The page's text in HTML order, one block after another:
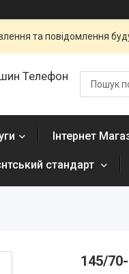
та повідомлення
Телефон
Інтернет
стандарт
145/